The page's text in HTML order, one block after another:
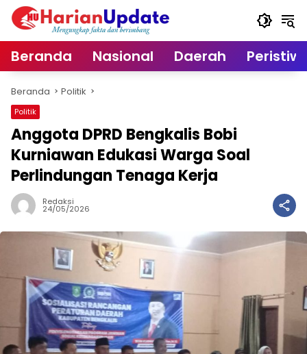
Langsung
Beranda Nasional Daerah
Beranda Politik
Politik
Anggota DPRD Bengkalis Bobi
Kurniawan Edukasi Warga Soal
Perlindungan Tenaga Kerja
Redaksi
24/05/2026